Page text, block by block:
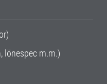
lönespec m.m.)